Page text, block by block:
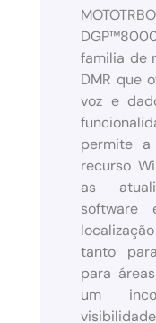
familia de
DMR que
voz e
permite
recurso
as
software
tanto
para
um